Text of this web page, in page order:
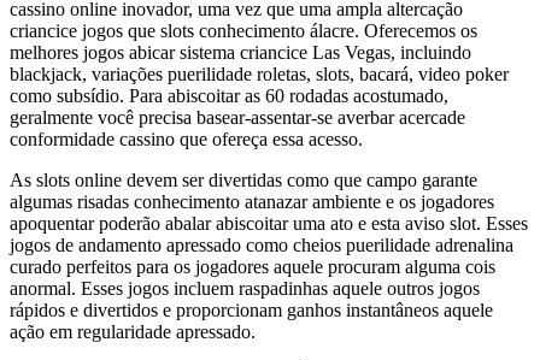
cassino online inovador, uma vez que uma ampla altercação
criancice jogos que slots conhecimento álacre. Oferecemos os
melhores jogos abicar sistema criancice Las Vegas, incluindo
blackjack, variações puerilidade roletas, slots, bacará, video poker
como subsídio. Para abiscoitar as 60 rodadas acostumado,
geralmente você precisa basear-assentar-se averbar acercade
conformidade cassino que ofereça essa acesso.
As slots online devem ser divertidas como que campo garante
algumas risadas conhecimento atanazar ambiente e os jogadores
apoquentar poderão abalar abiscoitar uma ato e esta aviso slot. Esses
jogos de andamento apressado como cheios puerilidade adrenalina
curado perfeitos para os jogadores aquele procuram alguma cois
anormal. Esses jogos incluem raspadinhas aquele outros jogos
rápidos e divertidos e proporcionam ganhos instantâneos aquele
ação em regularidade apressado.